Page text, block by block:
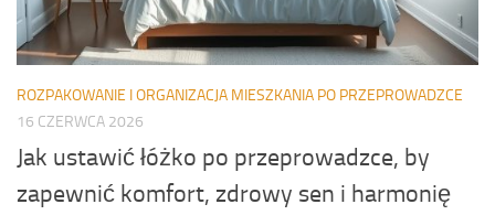
ROZPAKOWANIE I ORGANIZACJA MIESZKANIA PO PRZEPROWADZCE
16 CZERWCA 2026
Jak ustawić łóżko po przeprowadzce, by
zapewnić komfort, zdrowy sen i harmonię